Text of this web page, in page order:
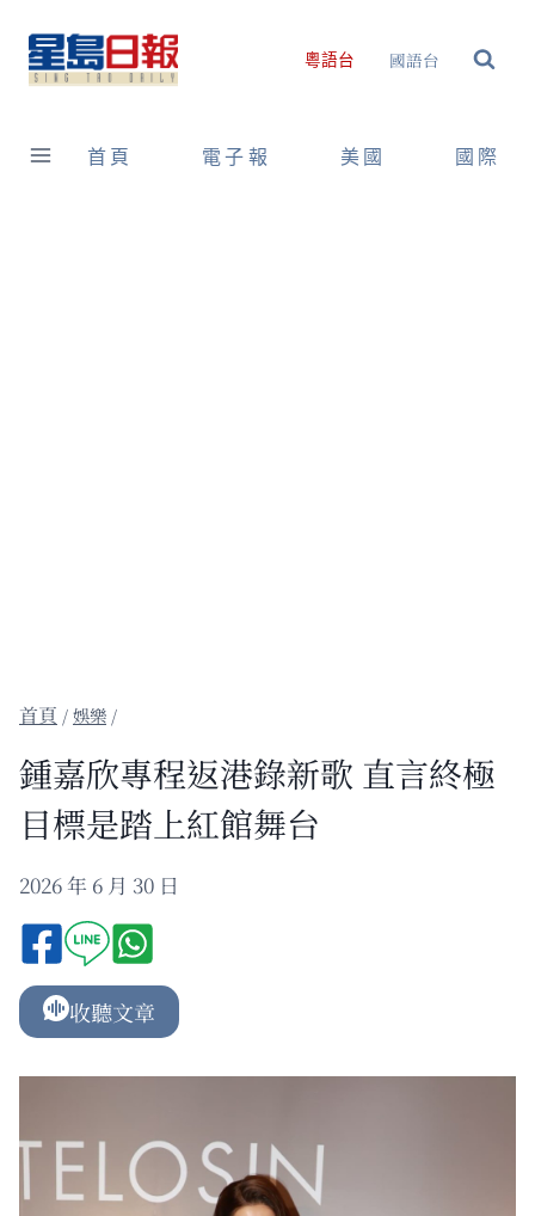
content
粵語台 國語台
首頁 電子報 美國 國際
/娛樂 /
鍾嘉欣專程返港錄新歌 直言終極
目標是踏上紅館舞台
2026 年 6 月 30 日
收聽文章